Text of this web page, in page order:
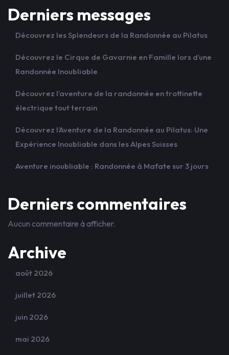
Derniers messages
Découvrez les Splendeurs de la Randonnée au Pilatus
Découvrez le Cirque de Gavarnie en Famille lors d’une
Randonnée Inoubliable
Découvrez l’aventure de la randonnée en trottinette
électrique tout terrain
Découvrez l’Aventure de la Randonnée au Pilatus: Une
Expérience Inoubliable dans les Alpes Suisses
Aventure inoubliable : Randonnée à Mafate sur 3 jours
Derniers commentaires
Aucun commentaire à afficher.
Archive
août 2026
juillet 2026
juin 2026
mai 2026